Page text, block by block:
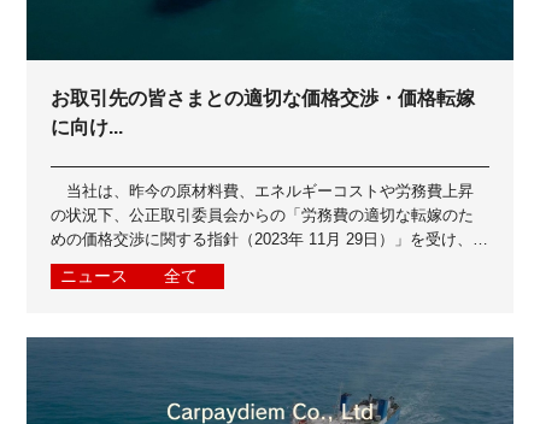
お取引先の皆さまとの適切な価格交渉・価格転嫁
に向け...
当社は、昨今の原材料費、エネルギーコストや労務費上昇
の状況下、公正取引委員会からの「労務費の適切な転嫁のた
めの価格交渉に関する指針（2023年 11月 29日）」を受け、お
取引先の皆さまとよりよいパ...
ニュース 全て